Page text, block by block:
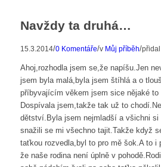
Navždy ta druhá…
15.3.2014/0 Komentáře/v Můj příběh/přidal
Ahoj,rozhodla jsem se,že napíšu.Jen
jsem byla malá,byla jsem štíhlá a o
příbyvajícím věkem jsem sice nějaké to
Dospívala jsem,takže tak už to
dětství.Byla jsem nejmladší a všichni si
snažili se mi všechno tajit.Takže když
taťkou rozvedla,byl to pro mě šok.A to i
že naše rodina není úplně v